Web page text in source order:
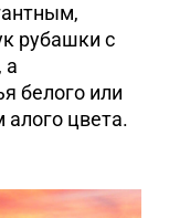
рубашки с
а
белого или
алого цвета.